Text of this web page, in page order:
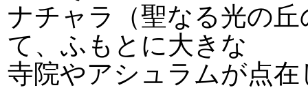
ナチャラ（聖なる光の
て、ふもとに大きな
寺院やアシュラムが点